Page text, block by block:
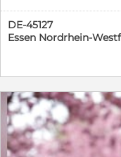
Paket erhalten alles
DE-45127
Essen Nordrhein-